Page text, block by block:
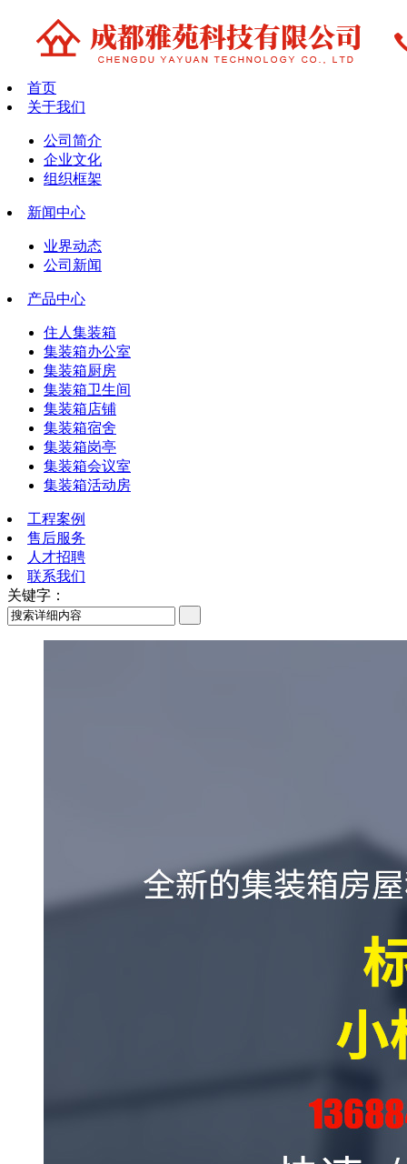
首页
关于我们
公司简介
企业文化
组织框架
新闻中心
业界动态
公司新闻
产品中心
住人集装箱
集装箱办公室
集装箱厨房
集装箱卫生间
集装箱店铺
集装箱宿舍
集装箱岗亭
集装箱会议室
集装箱活动房
工程案例
售后服务
人才招聘
联系我们
关键字：